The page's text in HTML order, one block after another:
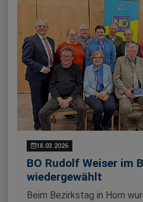
18.03.2026
BO Rudolf Weiser im
wiedergewählt
Beim Bezirkstag in Horn